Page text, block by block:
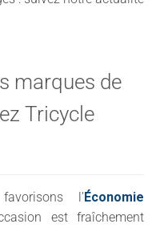
marques de
Tricycle
l’Économie
est fraîchement